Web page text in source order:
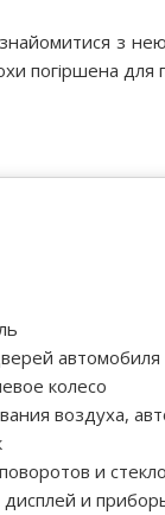
з
погіршена
автомобиля
колесо
воздуха,
и
и